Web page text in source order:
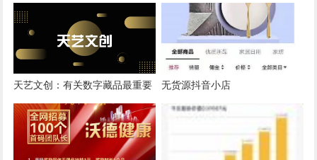
撸20－30元
到
天艺文创：有关数字藏品最重要
的问题
无货源抖音小店